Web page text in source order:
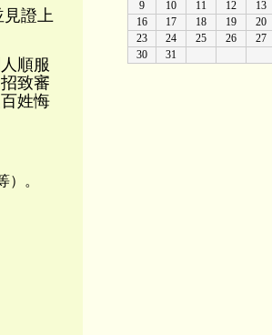
見證上
順服
致審
姓悔
）。